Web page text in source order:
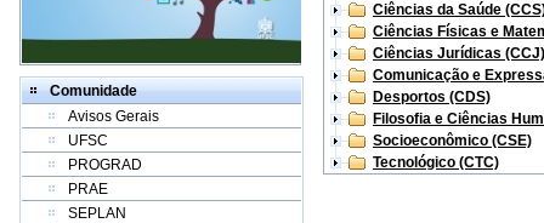
Comunidade
Avisos Gerais
UFSC
PROGRAD
PRAE
SEPLAN
Ciências da Saúde
Ciências Físicas e
Ciências Jurídicas (CCJ)
Comunicação e
Desportos (CDS)
Filosofia e Ciências
Socioeconômico (CSE)
Tecnológico (CTC)